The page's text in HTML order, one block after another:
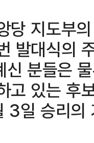
당 지도부
발대식의
분들은
고 있는 후
일 승리의